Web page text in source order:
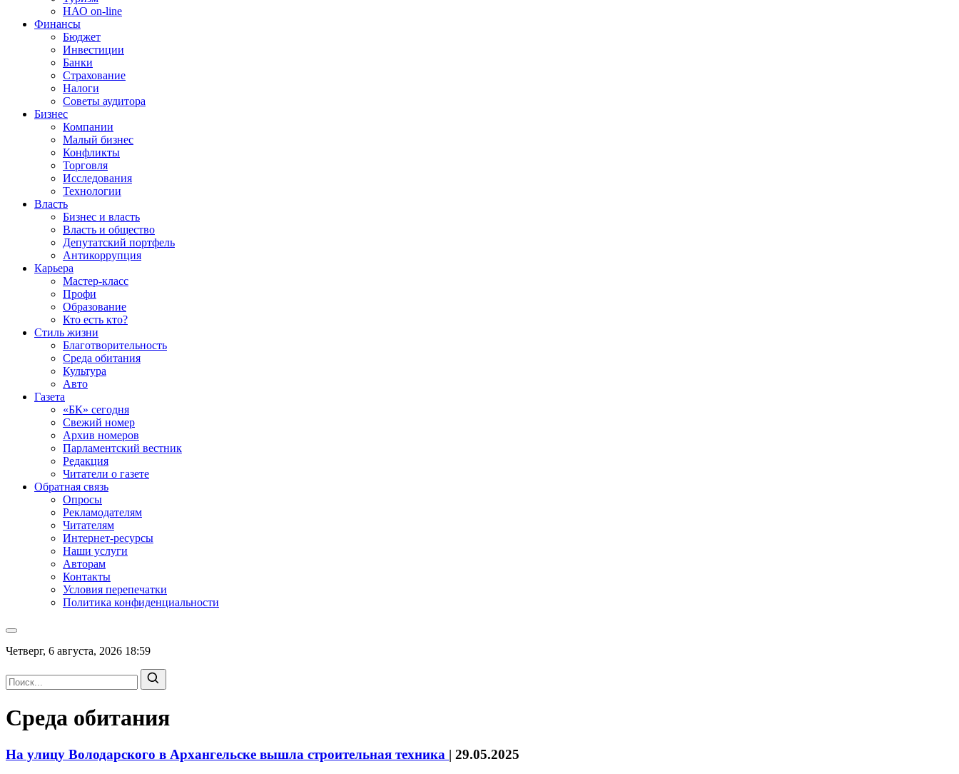
НАО on-line
Финансы
Бюджет
Инвестиции
Банки
Страхование
Налоги
Советы аудитора
Бизнес
Компании
Малый бизнес
Конфликты
Торговля
Исследования
Технологии
Власть
Бизнес и власть
Власть и общество
Депутатский портфель
Антикоррупция
Карьера
Мастер-класс
Профи
Образование
Кто есть кто?
Стиль жизни
Благотворительность
Среда обитания
Культура
Авто
Газета
«БК» сегодня
Свежий номер
Архив номеров
Парламентский вестник
Редакция
Читатели о газете
Обратная связь
Опросы
Рекламодателям
Читателям
Интернет-ресурсы
Наши услуги
Авторам
Контакты
Условия перепечатки
Политика конфиденциальности
Четверг, 6 августа, 2026 18:59
Среда обитания
На улицу Володарского в Архангельске вышла строительная техника | 29.05.2025